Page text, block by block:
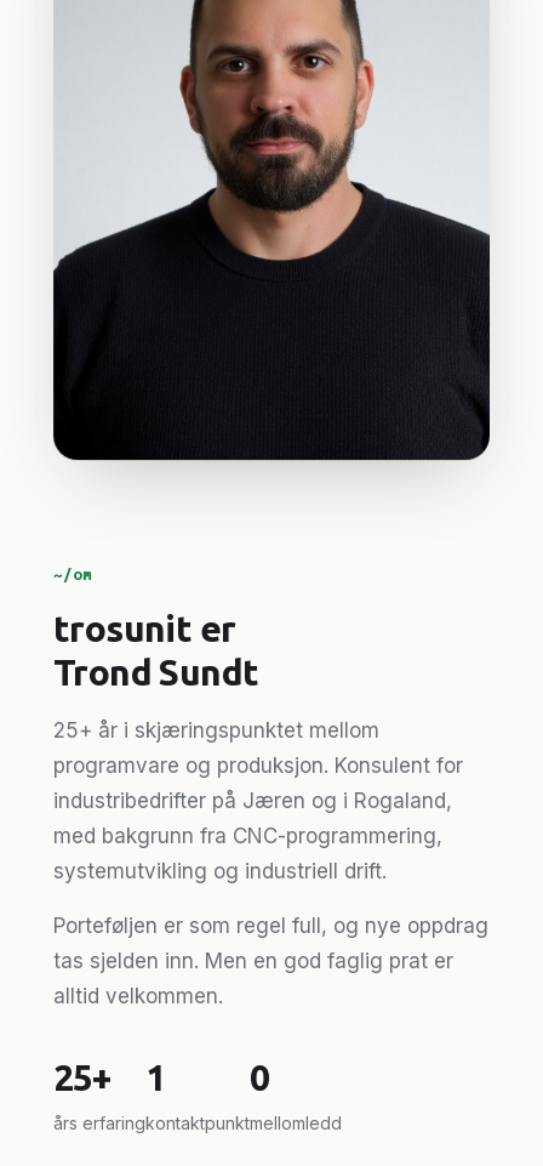
~/om
trosunit er
Trond Sundt
25+ år i skjæringspunktet mellom
programvare og produksjon. Konsulent for
industribedrifter på Jæren og i Rogaland,
med bakgrunn fra CNC-programmering,
systemutvikling og industriell drift.
Porteføljen er som regel full, og nye oppdrag
tas sjelden inn. Men en god faglig prat er
alltid velkommen.
25+
års erfaring
1
kontaktpunkt
0
mellomledd